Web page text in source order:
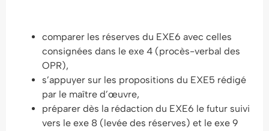
comparer les réserves du EXE6 avec celles
consignées dans le exe 4 (procès-verbal des
OPR),
s’appuyer sur les propositions du EXE5 rédigé
par le maître d’œuvre,
préparer dès la rédaction du EXE6 le futur suivi
vers le exe 8 (levée des réserves) et le exe 9